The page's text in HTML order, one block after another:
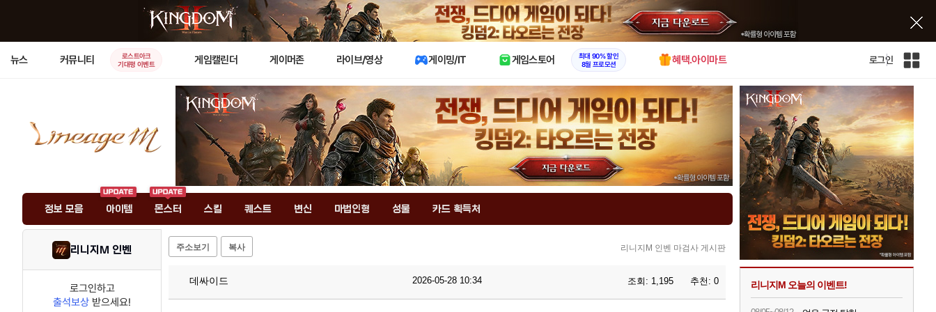
X
뉴스 커뮤니티
로스트아크
기대평 이벤트
게임캘린더 게이머존 라이브/영상 게이밍/IT 게임스토어
최대 90% 할인
8월 프로모션
혜택.아이마트 로그인
인
사
이
트
맵
정보 모음 아이템 몬스터 스킬 퀘스트 변신 마법인형 성물 카드 획득처
리니지M 인벤
로그인하고
출석보상 받으세요!
주소보기 복사 리니지M 인벤 마검사 게시판
데싸이드 2026-05-28 10:34 조회: 1,195 추천: 0 리니지M 오늘의 이벤트!